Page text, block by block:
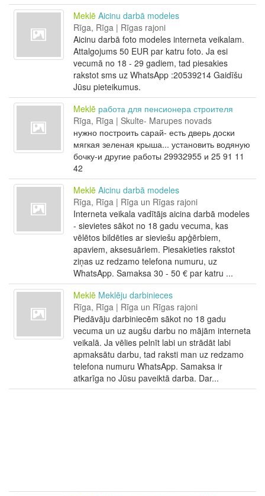
Meklē Aicinu darbā modeles
Rīga, Rīga | Rīgas rajoni
Aicinu darbā foto modeles interneta veikalam.
Attalgojums 50 EUR par katru foto. Ja esi
vecumā no 18 - 29 gadiem, tad piesakies
rakstot sms uz WhatsApp :20539214 Gaidīšu
Jūsu pieteikumus.
Meklē работа для пенсионера строителя
Rīga, Rīga | Skulte- Marupes novads
нужно построить сарай- есть дверь доски
мягкая зеленая крыша... установить водяную
бочку-и другие работы 29932955 и 25 91 11
42
Meklē Aicinu darbā modeles
Rīga, Rīga | Rīga un Rīgas rajoni
Interneta veikala vadītājs aicina darbā modeles
- sievietes sākot no 18 gadu vecuma, kas
vēlētos bildēties ar sieviešu apģērbiem,
apaviem, aksesuāriem. Piesakieties rakstot
ziņas uz redzamo telefona numuru, uz
WhatsApp. Samaksa 30 - 50 € par katru ...
Meklē Meklēju darbinieces
Rīga, Rīga | Rīga un Rīgas rajoni
Piedāvāju darbiniecēm sākot no 18 gadu
vecuma un uz augšu darbu no mājām interneta
veikalā. Ja vēlies pelnīt labi un strādāt labi
apmaksātu darbu, tad raksti man uz redzamo
telefona numuru WhatsApp. Samaksa ir
atkarīga no Jūsu paveiktā darba. Dar...